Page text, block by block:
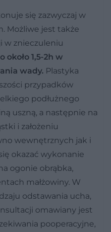
się zazwyczaj w
Możliwe jest także
w znieczuleniu
około 1,5-2h w
wady. Plastyka
przypadków
podłużnego
uszną, a następnie na
i założeniu
wewnętrznych jak i
okazać wykonanie
ogonie obrąbka,
małżowiny. W
odstawania ucha,
omawiany jest
pooperacyjne,